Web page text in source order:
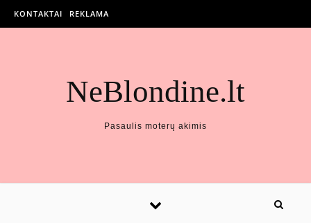
KONTAKTAI REKLAMA
NeBlondine.lt
Pasaulis moterų akimis